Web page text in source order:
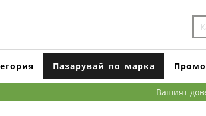
Пазарувай по марка
Вашият